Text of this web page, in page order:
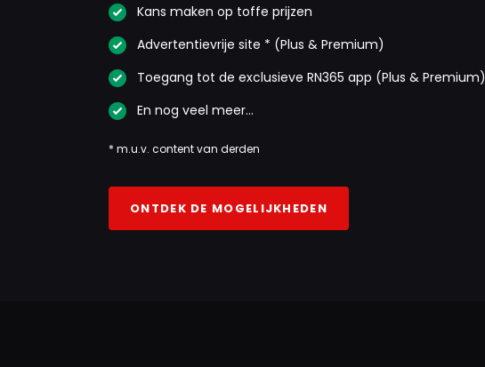
Kans maken op toffe prijzen
Advertentievrije site * (Plus & Premium)
Toegang tot de exclusieve RN365 app (Plus & Premium)
En nog veel meer…
* m.u.v. content van derden
ONTDEK DE MOGELIJKHEDEN